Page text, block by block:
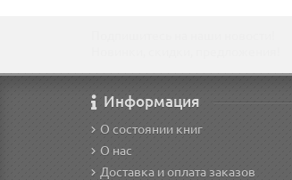
Информация
О состоянии книг
О нас
Доставка и оплата заказов